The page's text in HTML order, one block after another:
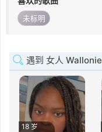
未标明
遇到 女人 Wallonie
18 岁